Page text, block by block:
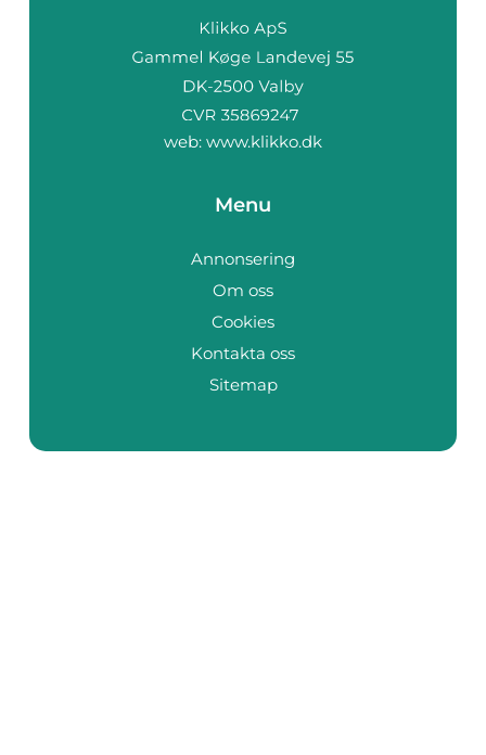
web: www.klikko.dk
Menu
Annonsering
Om oss
Cookies
Kontakta oss
Sitemap